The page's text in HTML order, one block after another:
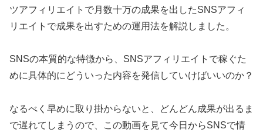
ツアフィリエイトで月数十万の成果を出したSNSアフィ
リエイトで成果を出すための運用法を解説しました。
SNSの本質的な特徴から、SNSアフィリエイトで稼ぐた
めに具体的にどういった内容を発信していけばいいのか？
なるべく早めに取り掛からないと、どんどん成果が出るま
で遅れてしまうので、この動画を見て今日からSNSで情